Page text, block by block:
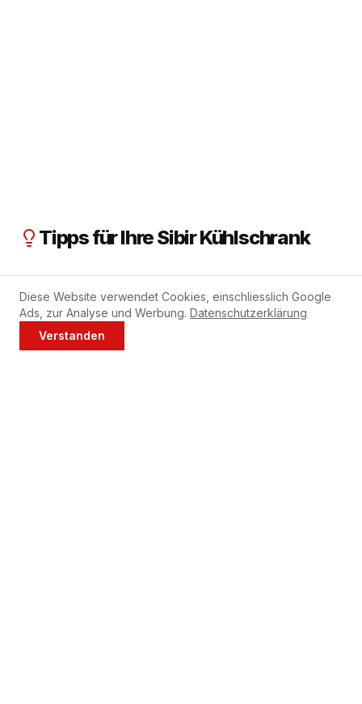
Tipps für Ihre Sibir Kühlschrank
regelmässig auf Beschädigungen.
Halten Sie die Rückwand sauber und frei von Staub für
Jetzt anrufen
Diese Website verwendet Cookies, einschliesslich Google
Ads, zur Analyse und Werbung. Datenschutzerklärung
Verstanden